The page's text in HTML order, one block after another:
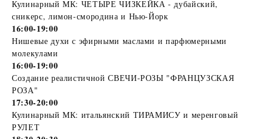
Кулинарный МК: ЧЕТЫРЕ ЧИЗКЕЙКА - дубайский,
сникерс, лимон-смородина и Нью-Йорк
16:00-19:00
Нишевые духи с эфирными маслами и парфюмерными
молекулами
16:00-19:00
Создание реалистичной СВЕЧИ-РОЗЫ "ФРАНЦУЗСКАЯ
РОЗА"
17:30-20:00
Кулинарный МК: итальянский ТИРАМИСУ и меренговый
РУЛЕТ